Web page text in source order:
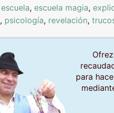
escuela, escuela magia,
, psicología, revelación,
para